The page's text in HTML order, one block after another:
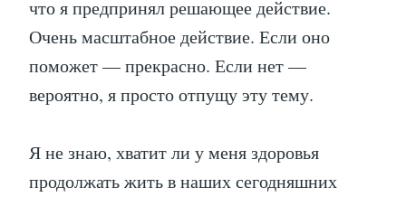
что я предпринял решающее действие.
Очень масштабное действие. Если оно
поможет — прекрасно. Если нет —
вероятно, я просто отпущу эту тему.
Я не знаю, хватит ли у меня здоровья
продолжать жить в наших сегодняшних